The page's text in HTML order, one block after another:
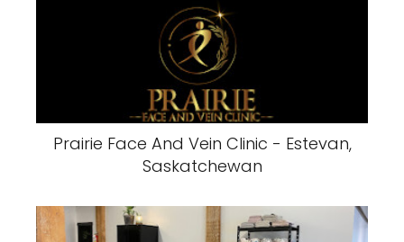
Prairie Face And Vein Clinic - Estevan,
Saskatchewan